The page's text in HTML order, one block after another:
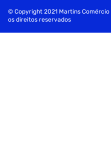
© Copyright 2021 Martins Comércio
os direitos reservados